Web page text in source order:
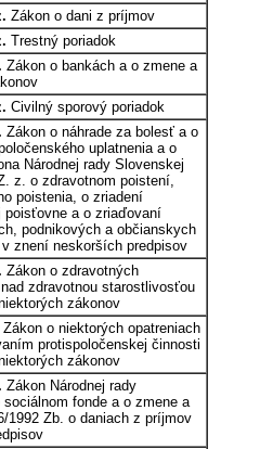
Zákon o dani z príjmov
Trestný poriadok
Zákon o bankách a o zmene a
Civilný sporový poriadok
Zákon o náhrade za bolesť a o
uplatnenia a o
Národnej rady Slovenskej
z. o zdravotnom poistení,
poistenia, o zriadení
poisťovne a o zriaďovaní
podnikových a občianskych
znení neskorších predpisov
Zákon o zdravotných
zdravotnou starostlivosťou
zákonov
Zákon o niektorých opatreniach
protispoločenskej činnosti
zákonov
Zákon Národnej rady
fonde a o zmene a
1992 Zb. o daniach z príjmov